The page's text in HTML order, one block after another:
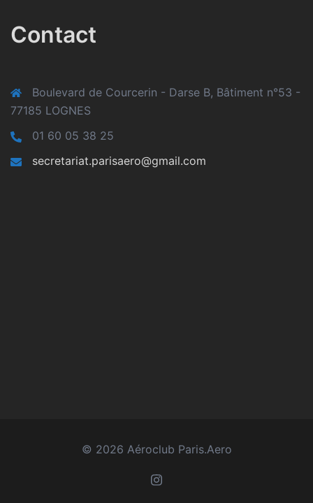
Contact
Boulevard de Courcerin - Darse B, Bâtiment n°53 -
77185 LOGNES
01 60 05 38 25
secretariat.parisaero@gmail.com
© 2026 Aéroclub Paris.Aero